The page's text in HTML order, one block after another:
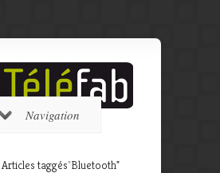
Navigation
Articles taggés"Bluetooth"